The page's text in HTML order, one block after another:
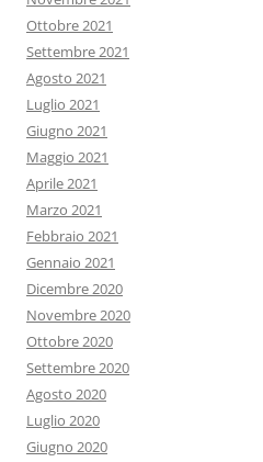
Ottobre 2021
Settembre 2021
Agosto 2021
Luglio 2021
Giugno 2021
Maggio 2021
Aprile 2021
Marzo 2021
Febbraio 2021
Gennaio 2021
Dicembre 2020
Novembre 2020
Ottobre 2020
Settembre 2020
Agosto 2020
Luglio 2020
Giugno 2020